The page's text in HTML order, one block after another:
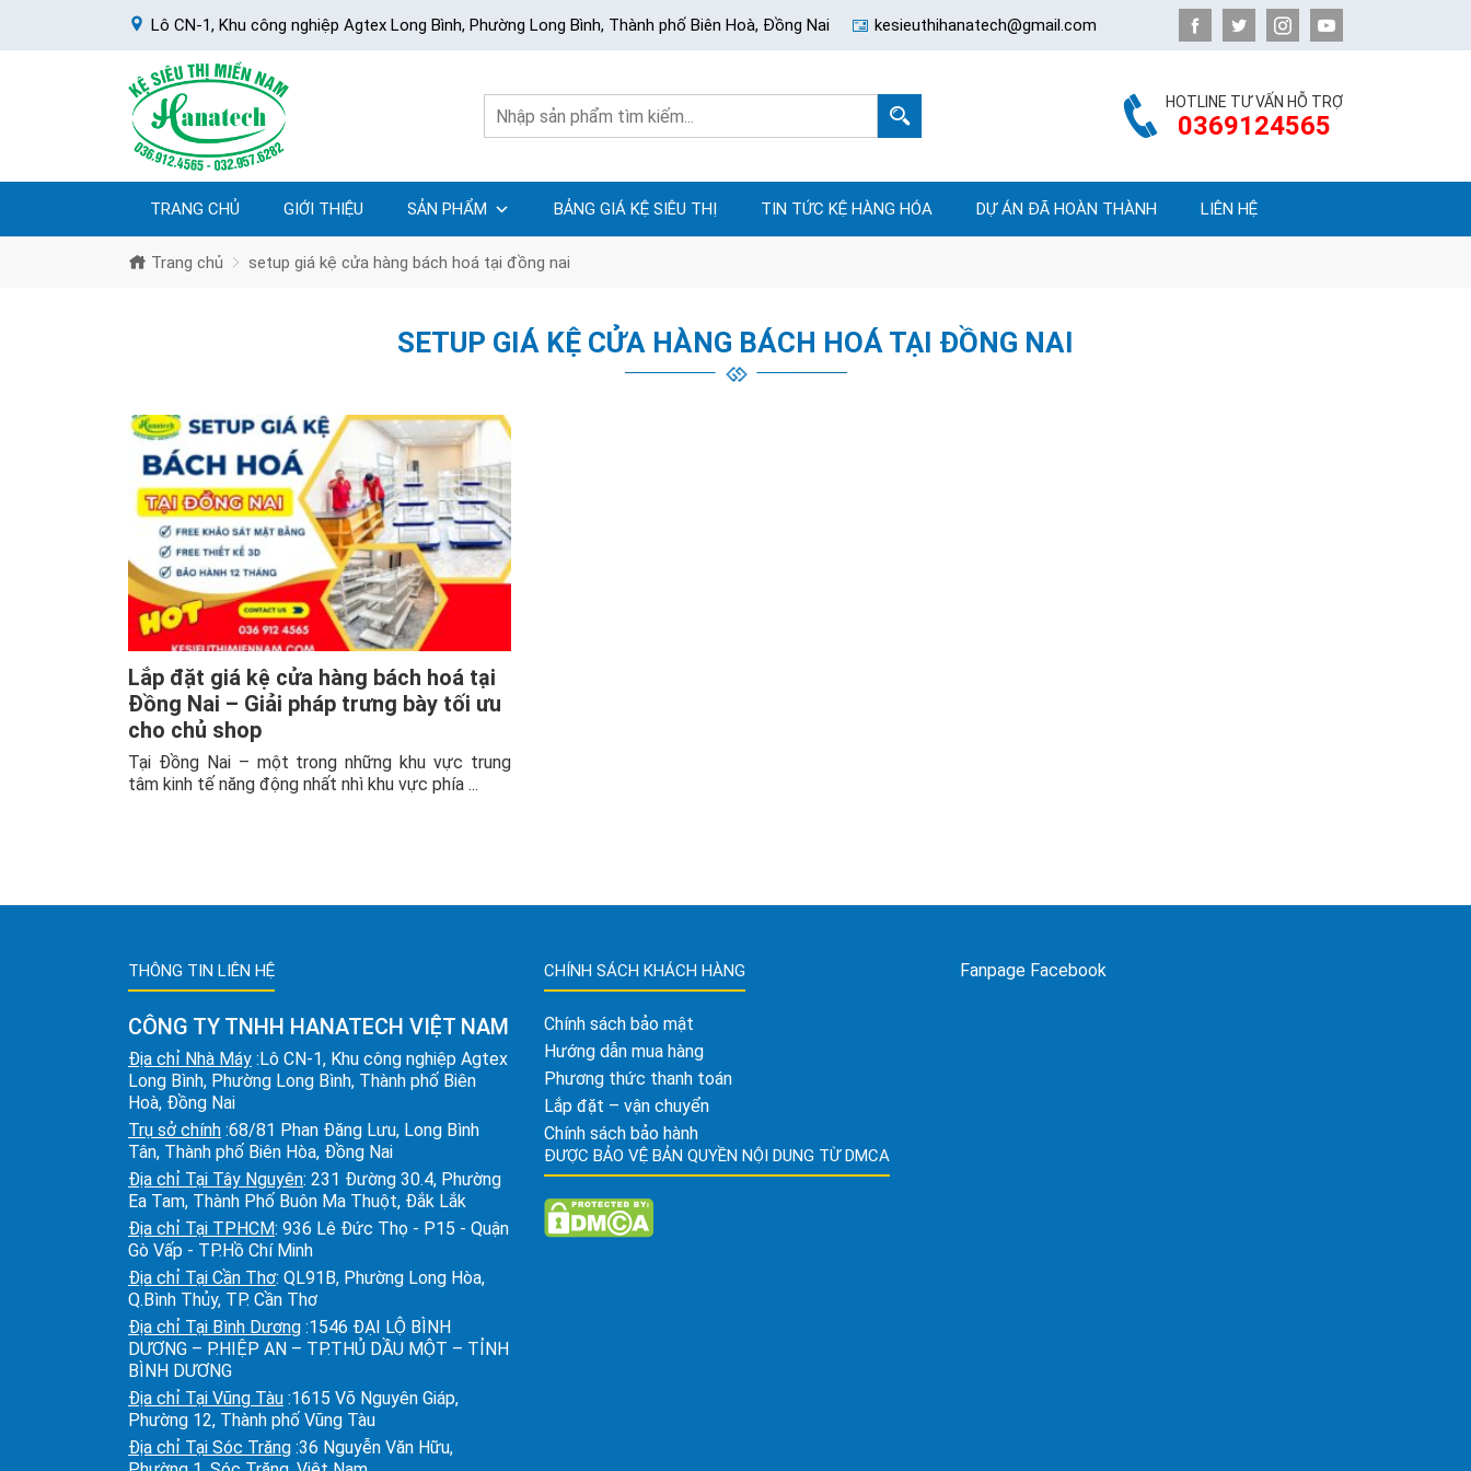
Lô CN-1, Khu công nghiệp Agtex Long Bình, Phường Long Bình, Thành phố Biên Hoà, Đồng Nai kesieuthihanatech@gmail.com
HOTLINE TƯ VẤN HỖ TRỢ
0369124565
TRANG CHỦ GIỚI THIỆU SẢN PHẨM BẢNG GIÁ KỆ SIÊU THỊ TIN TỨC KỆ HÀNG HÓA DỰ ÁN ĐÃ HOÀN THÀNH LIÊN HỆ
Trang chủ setup giá kệ cửa hàng bách hoá tại đồng nai
SETUP GIÁ KỆ CỬA HÀNG BÁCH HOÁ TẠI ĐỒNG NAI
Lắp đặt giá kệ cửa hàng bách hoá tại
Đồng Nai – Giải pháp trưng bày tối ưu
cho chủ shop
Tại Đồng Nai – một trong những khu vực trung
tâm kinh tế năng động nhất nhì khu vực phía ...
THÔNG TIN LIÊN HỆ
CÔNG TY TNHH HANATECH VIỆT NAM
Địa chỉ Nhà Máy :Lô CN-1, Khu công nghiệp Agtex
Long Bình, Phường Long Bình, Thành phố Biên
Hoà, Đồng Nai
Trụ sở chính :68/81 Phan Đăng Lưu, Long Bình
Tân, Thành phố Biên Hòa, Đồng Nai
Địa chỉ Tại Tây Nguyên: 231 Đường 30.4, Phường
Ea Tam, Thành Phố Buôn Ma Thuột, Đắk Lắk
Địa chỉ Tại TPHCM: 936 Lê Đức Thọ - P15 - Quận
Gò Vấp - TP.Hồ Chí Minh
Địa chỉ Tại Cần Thơ: QL91B, Phường Long Hòa,
Q.Bình Thủy, TP. Cần Thơ
Địa chỉ Tại Bình Dương :1546 ĐẠI LỘ BÌNH
DƯƠNG – P.HIỆP AN – TP.THỦ DẦU MỘT – TỈNH
BÌNH DƯƠNG
Địa chỉ Tại Vũng Tàu :1615 Võ Nguyên Giáp,
Phường 12, Thành phố Vũng Tàu
Địa chỉ Tại Sóc Trăng :36 Nguyễn Văn Hữu,
CHÍNH SÁCH KHÁCH HÀNG
Chính sách bảo mật
Hướng dẫn mua hàng
Phương thức thanh toán
Lắp đặt – vận chuyển
Chính sách bảo hành
ĐƯỢC BẢO VỆ BẢN QUYỀN NỘI DUNG TỪ DMCA
Fanpage Facebook